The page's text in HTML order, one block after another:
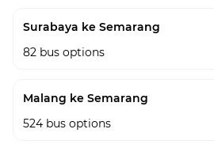
Surabaya ke Semarang
82 bus options
Malang ke Semarang
524 bus options